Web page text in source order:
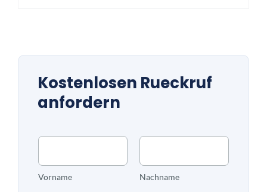
Kostenlosen Rueckruf
anfordern
N
m
e
Vorname Nachname